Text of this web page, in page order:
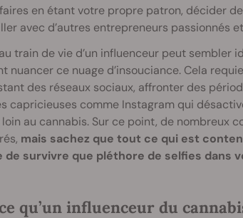
en étant votre propre patron, décider
avec d’autres entrepreneurs passionnés
au train de vie d’un influenceur peut
nuancer ce nuage d’insouciance. Cela
des réseaux sociaux, affronter des
capricieuses comme Instagram qui
au cannabis. Sur ce point, de nombreux
mais sachez que tout ce qui est
de survivre que pléthore de selfies dans
qu’un influenceur du